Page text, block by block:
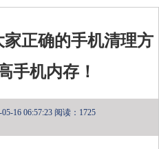
正确的手机清理方
手机内存！
16 06:57:23 阅读：1725